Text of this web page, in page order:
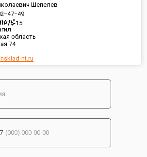
область
74
nt.ru
Шепелев
75-15